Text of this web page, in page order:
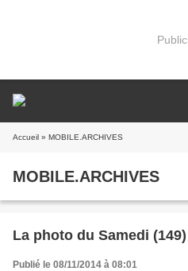
Accueil » MOBILE.ARCHIVES
MOBILE.ARCHIVES
La photo du Samedi
Publié le 08/11/2014 à 08:01